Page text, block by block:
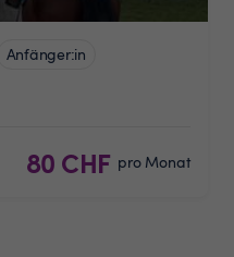
Anfänger:in
80 CHF pro Monat